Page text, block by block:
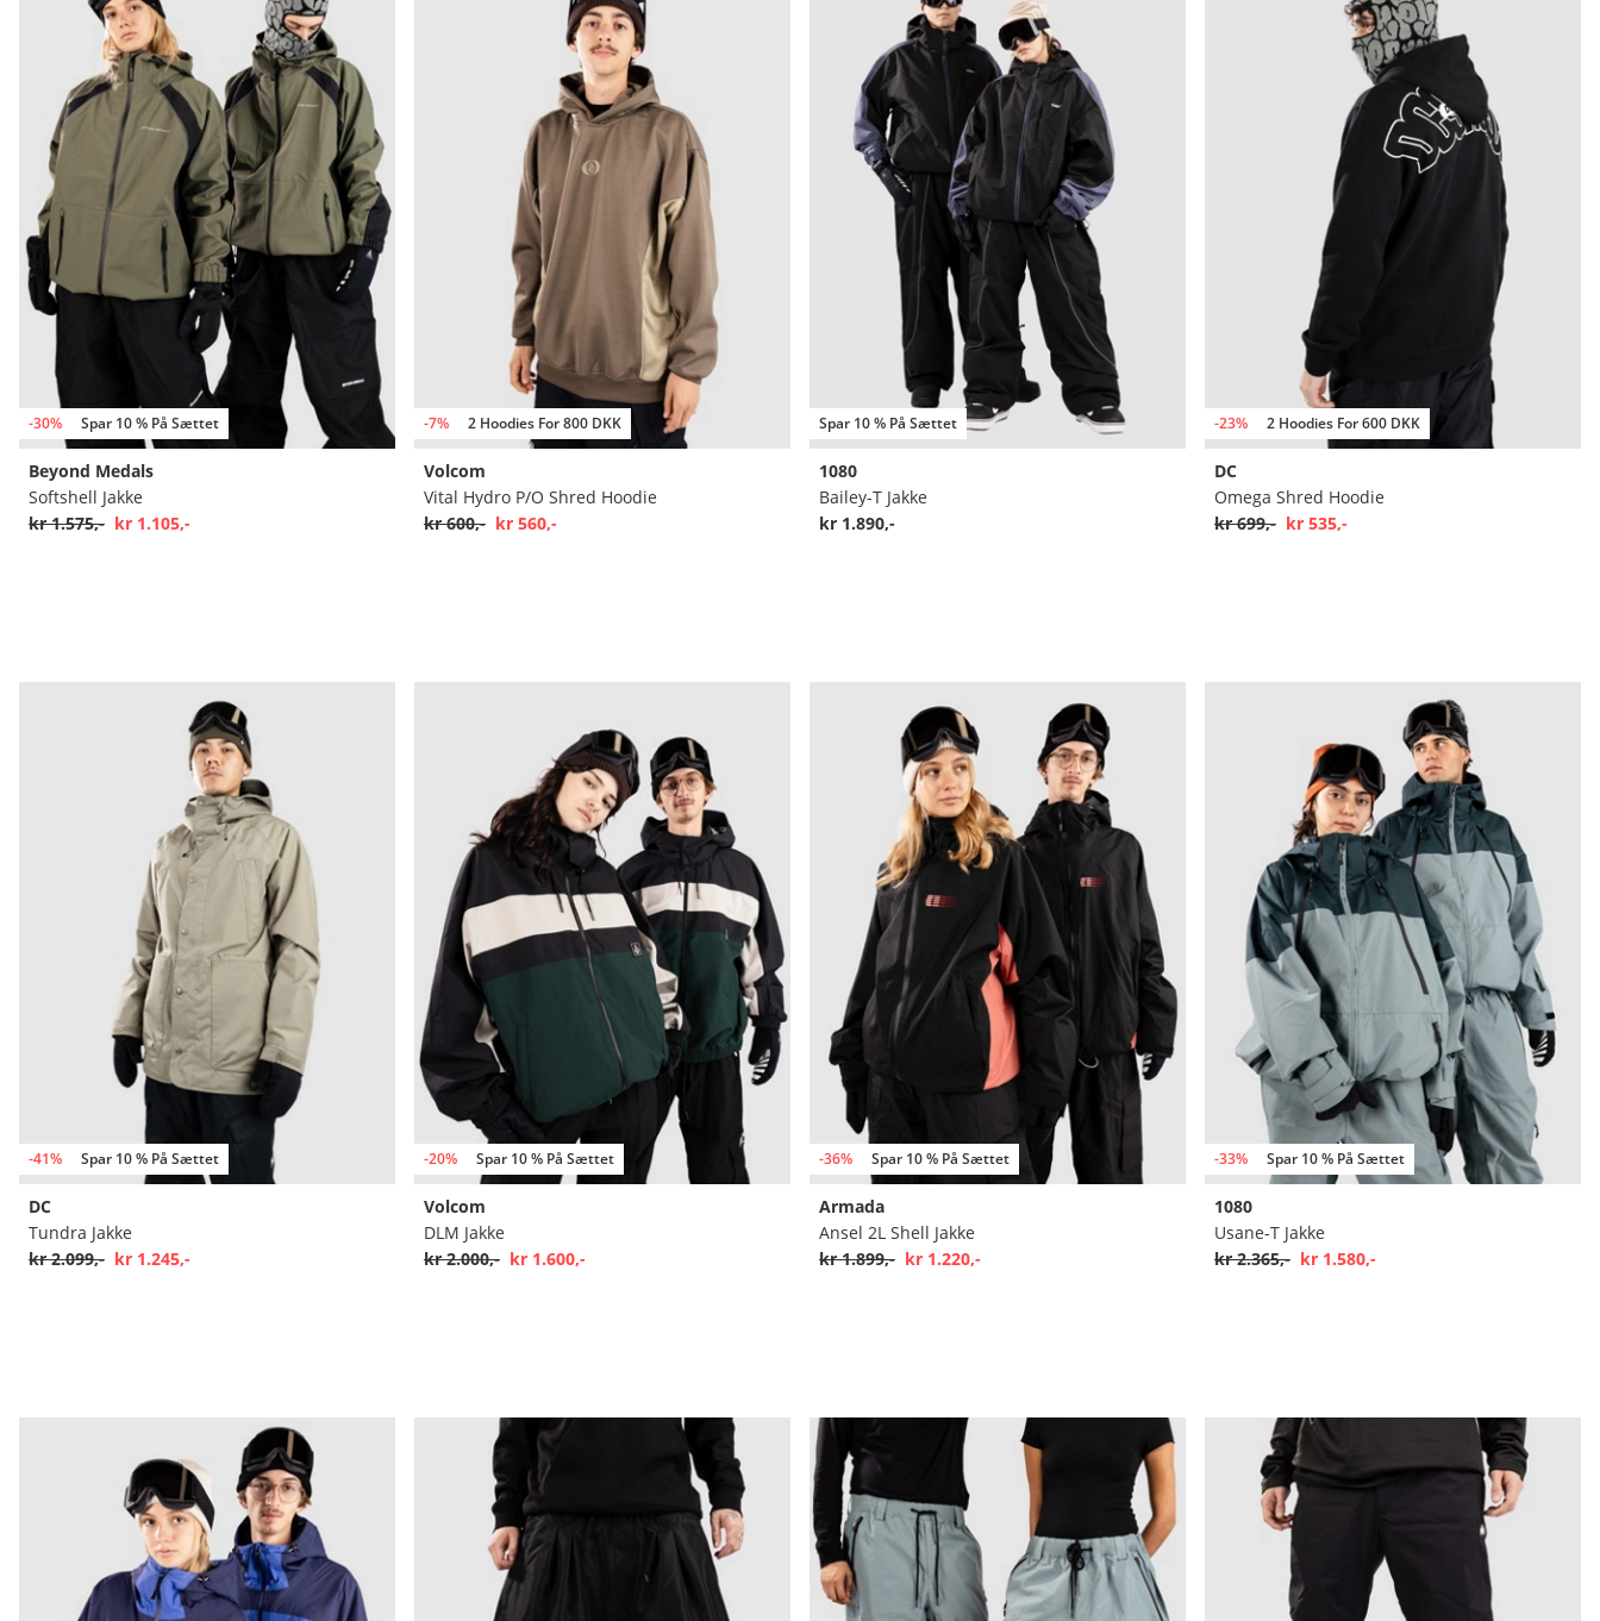
-30% Spar 10 % På Sættet
Beyond Medals
Softshell Jakke
kr 1.575,- kr 1.105,-
-7% 2 Hoodies For 800 DKK
Volcom
Vital Hydro P/O Shred Hoodie
kr 600,- kr 560,-
Spar 10 % På Sættet
1080
Bailey-T Jakke
kr 1.890,-
-23% 2 Hoodies For 600 DKK
DC
Omega Shred Hoodie
kr 699,- kr 535,-
-41% Spar 10 % På Sættet
DC
Tundra Jakke
kr 2.099,- kr 1.245,-
-20% Spar 10 % På Sættet
Volcom
DLM Jakke
kr 2.000,- kr 1.600,-
-36% Spar 10 % På Sættet
Armada
Ansel 2L Shell Jakke
kr 1.899,- kr 1.220,-
-33% Spar 10 % På Sættet
1080
Usane-T Jakke
kr 2.365,- kr 1.580,-